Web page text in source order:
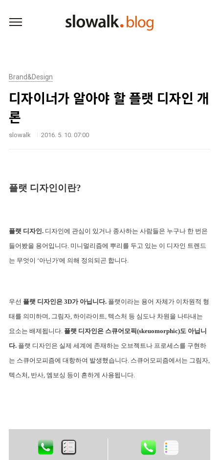
Brand&Design
디자이너가 알아야 할 플랫 디자인 개
론
slowalk 2016. 5. 10. 07:00
플랫 디자인이란?
플랫 디자인. 디자인에 관심이 있거나 종사하는 사람들은 누구나 한 번은
들어봤을 용어입니다. 미니멀리즘에 뿌리를 두고 있는 이 디자인 트렌드
는 무엇이 ‘아닌가'에 의해 정의되곤 합니다.
우선 플랫 디자인은 3D가 아닙니다. 플랫이라는 용어 자체가 이차원적 형
태를 의미하며, 그림자, 하이라이트, 텍스처 등 심도나 차원을 나타내는
요소는 배제됩니다. 플랫 디자인은 스큐어모픽(skeuomorphic)도 아닙니
다. 플랫 디자인은 실제 세계에 존재하는 오브젝트나 프로세스를 구현하
는 스큐어모피즘에 대항하여 발생했습니다. 스큐어모피즘에서는 그림자,
텍스처, 반사, 엠보싱 등이 흔하게 사용됩니다.